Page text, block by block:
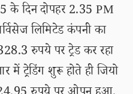
दिन दोपहर 2.35 PM
लिमिटेड कंपनी का
रुपये पर ट्रेड कर रहा
में ट्रेडिंग शुरू होते ही जियो